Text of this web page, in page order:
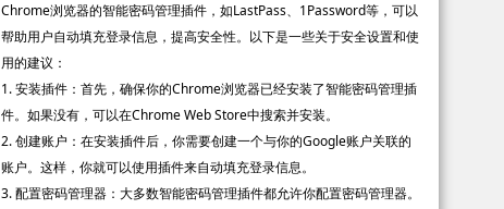
Chrome浏览器的智能密码管理插件，如LastPass、1Password等，可以
帮助用户自动填充登录信息，提高安全性。以下是一些关于安全设置和使
用的建议：
1. 安装插件：首先，确保你的Chrome浏览器已经安装了智能密码管理插
件。如果没有，可以在Chrome Web Store中搜索并安装。
2. 创建账户：在安装插件后，你需要创建一个与你的Google账户关联的
账户。这样，你就可以使用插件来自动填充登录信息。
3. 配置密码管理器：大多数智能密码管理插件都允许你配置密码管理器。